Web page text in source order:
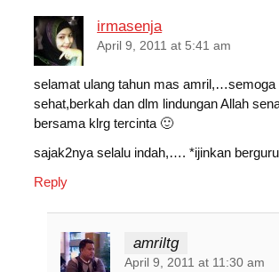
irmasenja
April 9, 2011 at 5:41 am
selamat ulang tahun mas amril,…semoga
sehat,berkah dan dlm lindungan Allah
bersama klrg tercinta 🙂
sajak2nya selalu indah,…. *ijinkan
Reply
amriltg
April 9, 2011 at 11:30 am